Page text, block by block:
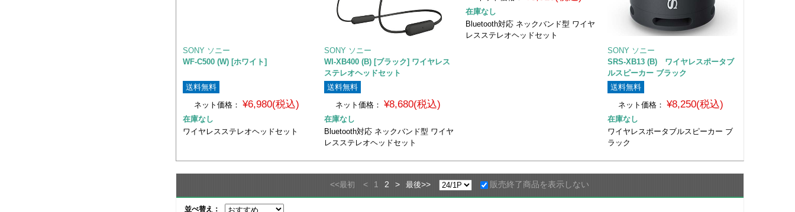
SONY ソニー
WF-C500 (W) [ホワイト]
送料無料
ネット価格： ¥6,980(税込)
在庫なし
ワイヤレスステレオヘッドセット
SONY ソニー
WI-XB400 (B) [ブラック] ワイヤレス
ステレオヘッドセット
送料無料
ネット価格： ¥8,680(税込)
在庫なし
Bluetooth対応 ネックバンド型 ワイヤ
レスステレオヘッドセット
在庫なし
Bluetooth対応 ネックバンド型 ワイヤ
レスステレオヘッドセット
SONY ソニー
SRS-XB13 (B) ワイヤレスポータブ
ルスピーカー ブラック
送料無料
ネット価格：
¥8,250(税込)
在庫なし
ワイヤレスポータブルスピーカー ブ
ラック
<<最初 < 1 2 > 最後>> 販売終了商品を表示しない
並べ替え：